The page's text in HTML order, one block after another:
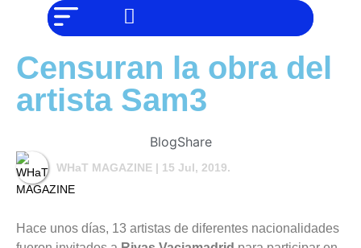
Entrevistas
Foodie
Cultura
Mix
Barras
Del
PERO IGUAL
PODEMOS
AYUDAR
Censuran la obra del
artista Sam3
BlogShare
WHaT MAGAZINE | 15 Jul, 2019.
Hace unos días, 13 artistas de diferentes nacionalidades